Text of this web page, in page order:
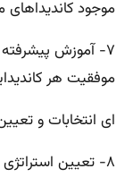
موجود
۷- آموزش
موفقیت هر
ای انتخابات و
۸- تعیین